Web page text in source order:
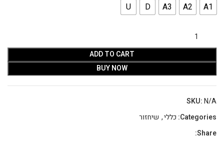
A1
A2
A3
D
U
ADD TO CART
BUY NOW
SKU:N/A
Categories: כללי, שיחזור
Share: